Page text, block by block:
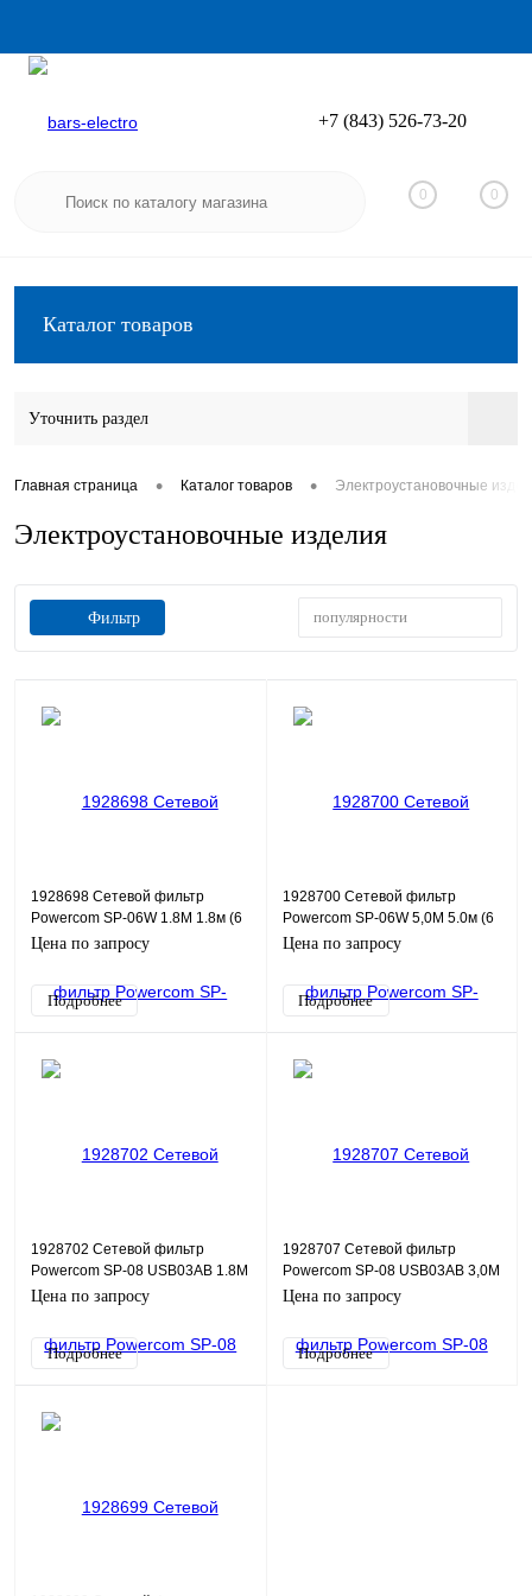
Вход
+7 (843) 526-73-20
0 0
Каталог товаров
Уточнить раздел
Главная страница • Каталог товаров • Электроустановочные
Электроустановочные изделия
Фильтр популярности
1928698 Сетевой фильтр
Powercom SP-06W 1.8М 1.8м (6
розеток) белый/серый (коробка)
Цена по запросу
Подробнее
1928700 Сетевой фильтр
Powercom SP-06W 5,0М 5.0м (6
розеток) белый/серый (коробка)
Цена по запросу
Подробнее
1928702 Сетевой фильтр
Powercom SP-08 USB03AB 1.8М
1.8м (8 розеток) черный
Цена по запросу
Подробнее
1928707 Сетевой фильтр
Powercom SP-08 USB03AB 3,0М
3м (8 розеток) черный (коробка)
Цена по запросу
Подробнее